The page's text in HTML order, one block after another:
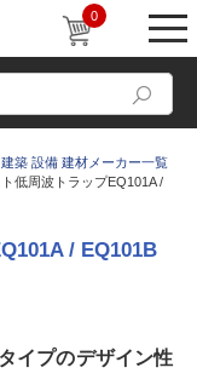
0
建築 設備 建材メーカー一覧
低周波トラップEQ101A /
/ EQ101B
イプのデザイン性